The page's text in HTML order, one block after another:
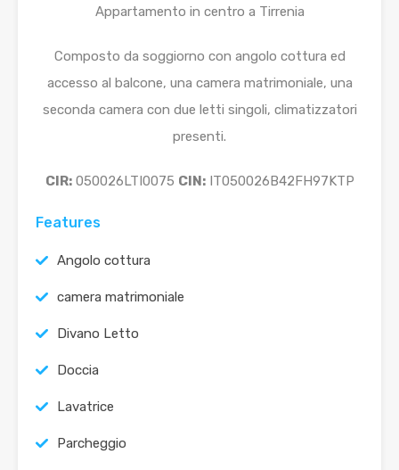
Appartamento in centro a Tirrenia
Composto da soggiorno con angolo cottura ed
accesso al balcone, una camera matrimoniale, una
seconda camera con due letti singoli, climatizzatori
presenti.
CIR:050026LTI0075 CIN:IT050026B42FH97KTP
Features
Angolo cottura
camera matrimoniale
Divano Letto
Doccia
Lavatrice
Parcheggio